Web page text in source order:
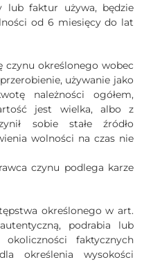
lub faktur używa, będzie
od 6 miesięcy do lat
czynu określonego wobec
używanie jako
należności ogółem,
jest wielka, albo z
sobie stałe źródło
wolności na czas nie
czynu podlega karze
określonego w art.
podrabia lub
faktycznych
określenia wysokości